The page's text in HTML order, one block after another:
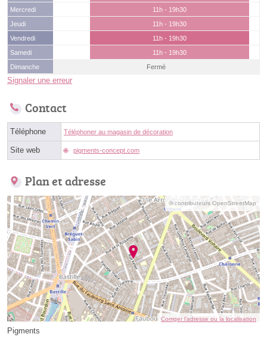
Mercredi
11h - 19h30
Jeudi
11h - 19h30
Vendredi
11h - 19h30
Samedi
11h - 19h30
Dimanche
Fermé
Signaler une erreur
Contact
Téléphone Téléphoner au magasin de décoration
Site web pigments-concept.com
Plan et adresse
© contributeurs OpenStreetMap
Corriger l’adresse ou la localisation
Pigments